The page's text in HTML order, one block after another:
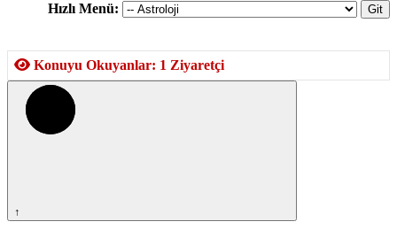
Hızlı Menü:
Konuyu Okuyanlar: 1 Ziyaretçi
↑